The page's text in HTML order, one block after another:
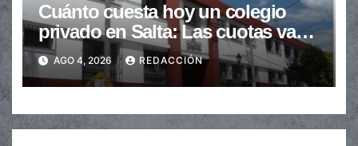
Cuánto cuesta hoy un colegio
privado en Salta: Las cuotas van
de $110.000 a más de $600.000
AGO 4, 2026 REDACCIÓN